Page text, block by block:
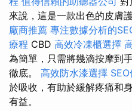
來說，這是一款出色的皮膚
廠商推薦 專注數據分析的
療程 CBD 高效冷凍櫃選擇
為簡單，只需將幾滴按摩到
徹底。 高效防水漆選擇
於吸收，有助於緩解疼痛和
有益。